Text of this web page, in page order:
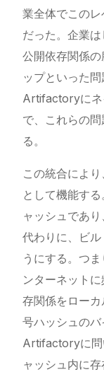
業全体でこの
だった。企業は
公開依存関係
ップといった
Artifactoryにネ
で、これらの
る。
この統合によ
として機能す
ャッシュであ
代わりに、ビ
うにする。つ
ンターネット
存関係をロー
号ハッシュの
Artifactoryに問
ャッシュ内に